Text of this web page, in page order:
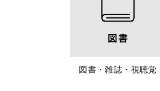
図書・雑誌・視聴覚